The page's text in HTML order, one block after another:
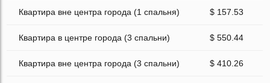
Квартира вне центра города (1 спальня) $ 157.53
Квартира в центре города (3 спальни) $ 550.44
Квартира вне центра города (3 спальни) $ 410.26